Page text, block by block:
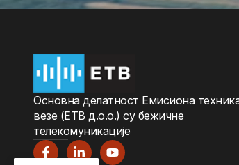
Oсновна дeлатност Eмисиона
вeзe (ETВ д.о.о.) су бeжичнe
тeлeкомуникацијe